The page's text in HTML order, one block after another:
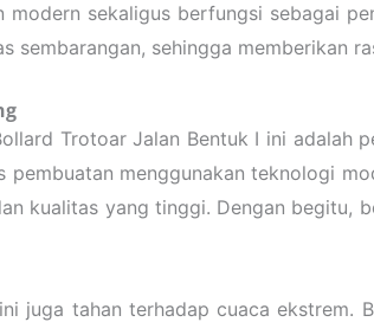
sekaligus berfungsi sebagai
sembarangan, sehingga memberikan
Trotoar Jalan Bentuk I ini adalah
pembuatan menggunakan teknologi
kualitas yang tinggi. Dengan begitu,
juga tahan terhadap cuaca